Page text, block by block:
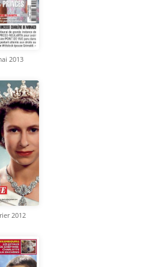
2013
2012